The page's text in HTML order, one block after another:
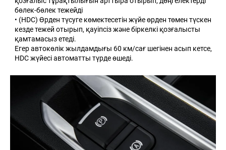
бөлек-бөлек тежейді
• (HDC) Өрден түсуге көмектесетін жүйе өрден төмен түскен
кезде тежей отырып, қауіпсіз және біркелкі қозғалысты
қамтамасыз етеді.
Егер автокөлік жылдамдығы 60 км/сағ шегінен асып кетсе,
HDC жүйесі автоматты түрде өшеді.